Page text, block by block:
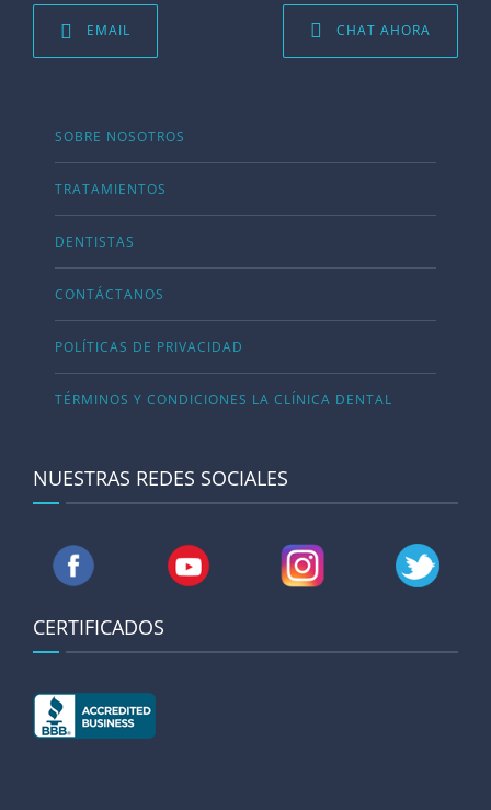
EMAIL CHAT AHORA
SOBRE NOSOTROS
TRATAMIENTOS
DENTISTAS
CONTÁCTANOS
POLÍTICAS DE PRIVACIDAD
TÉRMINOS Y CONDICIONES LA CLÍNICA DENTAL
NUESTRAS REDES SOCIALES
CERTIFICADOS